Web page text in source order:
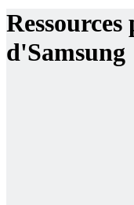
d'Samsung